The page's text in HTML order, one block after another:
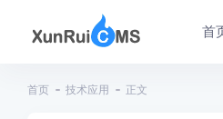
首
首页 技术应用 正文